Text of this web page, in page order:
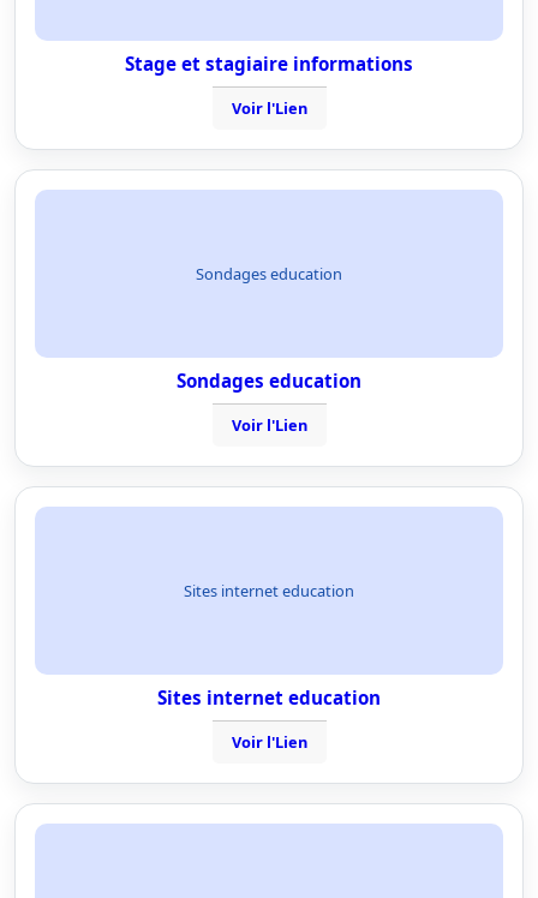
Stage et stagiaire informations
Voir l'Lien
Sondages education
Sondages education
Voir l'Lien
Sites internet education
Sites internet education
Voir l'Lien